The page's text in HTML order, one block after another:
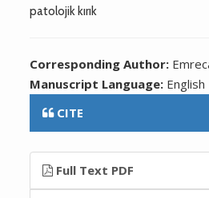
patolojik kırık
Corresponding Author:
Manuscript Language: English
CITE
Full Text PDF